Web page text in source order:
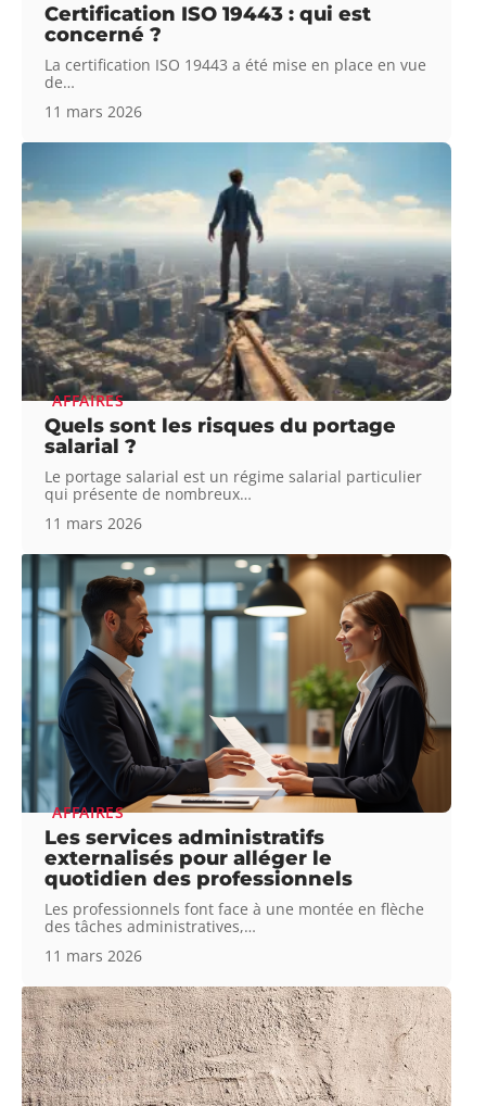
Certification ISO 19443 : qui est
concerné ?
La certification ISO 19443 a été mise en place en vue
de…
11 mars 2026
AFFAIRES
Quels sont les risques du portage
salarial ?
Le portage salarial est un régime salarial particulier
qui présente de nombreux…
11 mars 2026
AFFAIRES
Les services administratifs
externalisés pour alléger le
quotidien des professionnels
Les professionnels font face à une montée en flèche
des tâches administratives,…
11 mars 2026